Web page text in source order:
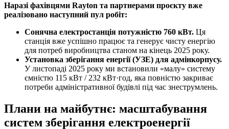
Наразі фахівцями Rayton та партнерами проєкту вже
реалізовано наступний пул робіт:
Сонячна електростанція потужністю 760 кВт. Ця
станція вже успішно працює та генерує чисту енергію
для потреб виробництва станом на кінець 2025 року.
Установка зберігання енергії (УЗЕ) для адмінкорпусу.
У листопаді 2025 року ми встановили «малу» систему
ємністю 115 кВт / 232 кВт·год, яка повністю закриває
потреби адміністративної будівлі під час знеструмлень.
Плани на майбутнє: масштабування
систем зберігання електроенергії